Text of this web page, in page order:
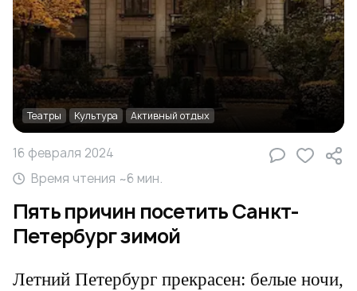
Театры Культура Активный отдых
16 февраля 2024
Время чтения ~6 мин.
Пять причин посетить Санкт-
Петербург зимой
Летний Петербург прекрасен: белые ночи,